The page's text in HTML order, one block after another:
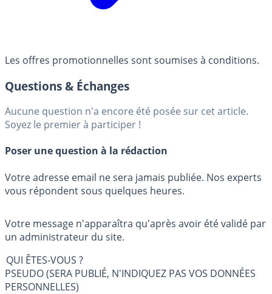
Les offres promotionnelles sont soumises à conditions.
Questions & Échanges
Aucune question n'a encore été posée sur cet article.
Soyez le premier à participer !
Poser une question à la rédaction
Votre adresse email ne sera jamais publiée. Nos experts
vous répondent sous quelques heures.
Votre message n'apparaîtra qu'après avoir été validé par
un administrateur du site.
QUI ÊTES-VOUS ?
PSEUDO (SERA PUBLIÉ, N'INDIQUEZ PAS VOS DONNÉES
PERSONNELLES)